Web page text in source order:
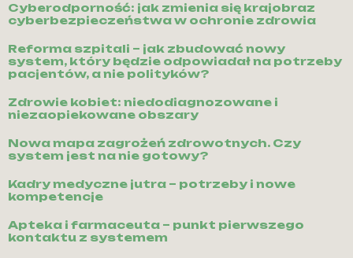
Cyberodporność: jak zmienia się krajobraz
cyberbezpieczeństwa w ochronie zdrowia
Reforma szpitali – jak zbudować nowy
system, który będzie odpowiadał na potrzeby
pacjentów, a nie polityków?
Zdrowie kobiet: niedodiagnozowane i
niezaopiekowane obszary
Nowa mapa zagrożeń zdrowotnych. Czy
system jest na nie gotowy?
Kadry medyczne jutra – potrzeby i nowe
kompetencje
Apteka i farmaceuta – punkt pierwszego
kontaktu z systemem